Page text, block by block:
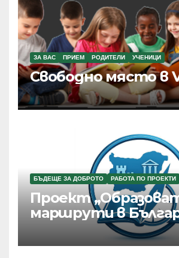
ЗА ВАС ПРИЕМ РОДИТЕЛИ УЧЕНИЦИ
Свободно място в
БЪДЕЩЕ ЗА ДОБРОТО РАБОТА ПО ПРОЕКТИ
Проект
маршрути в